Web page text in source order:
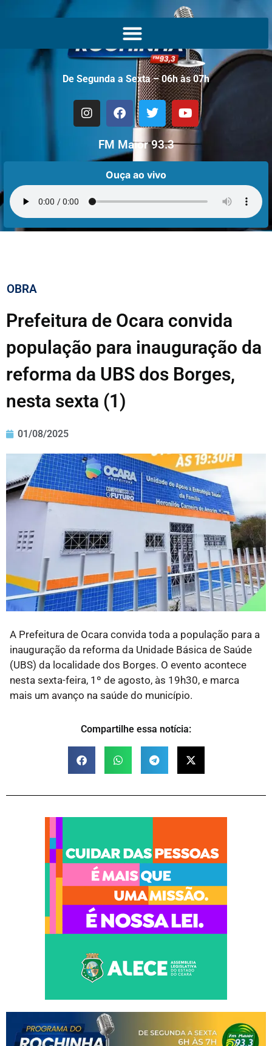
De Segunda a Sexta – 06h às 07h
FM Maior 93.3
Ouça ao vivo
OBRA
Prefeitura de Ocara convida
população para inauguração da
reforma da UBS dos Borges,
nesta sexta (1)
01/08/2025
A Prefeitura de Ocara convida toda a população para a
inauguração da reforma da Unidade Básica de Saúde
(UBS) da localidade dos Borges. O evento acontece
nesta sexta-feira, 1º de agosto, às 19h30, e marca
mais um avanço na saúde do município.
Compartilhe essa notícia: